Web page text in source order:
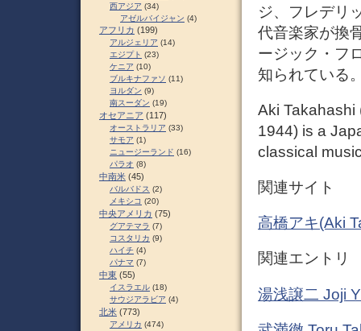
ジ、フレデリ
代音楽家が換
ージック・フ
知られている
Aki Takahashi
1944) is a
classical
関連サイト
高橋アキ(Aki
関連エントリ
湯浅譲二 Joji
西アジア (34)
アゼルバイジャン (4)
アフリカ (199)
アルジェリア (14)
エジプト (23)
ケニア (10)
ブルキナファソ (11)
ヨルダン (9)
南スーダン (19)
オセアニア (117)
オーストラリア (33)
サモア (1)
ニュージーランド (16)
パラオ (8)
中南米 (45)
バルバドス (2)
メキシコ (20)
中央アメリカ (75)
グアテマラ (7)
コスタリカ (9)
ハイチ (4)
パナマ (7)
中東 (55)
イスラエル (18)
サウジアラビア (4)
北米 (773)
アメリカ (474)